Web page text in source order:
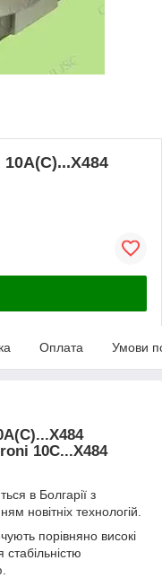
Оплата Умови
10C...X484
в Болгарії з
новітніх технологій.
порівняно високі
стабільністю